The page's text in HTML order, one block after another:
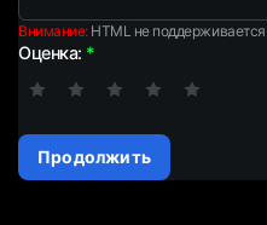
Внимание:HTML не
Оценка:
Продолжить